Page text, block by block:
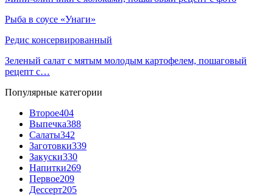
Рыба в соусе «Унаги»
Редис консервированный
Зеленый салат с мятым молодым картофелем, пошаговый
рецепт с…
Популярные категории
Второе404
Выпечка388
Салаты342
Заготовки339
Закуски330
Напитки269
Первое209
Дессерт205